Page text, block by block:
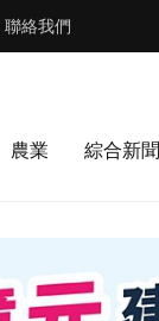
聯絡我們
農業 綜合新聞